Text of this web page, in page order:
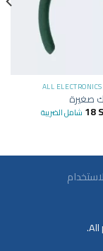
ALL
صغيرة
18 شامل الضريبة
All